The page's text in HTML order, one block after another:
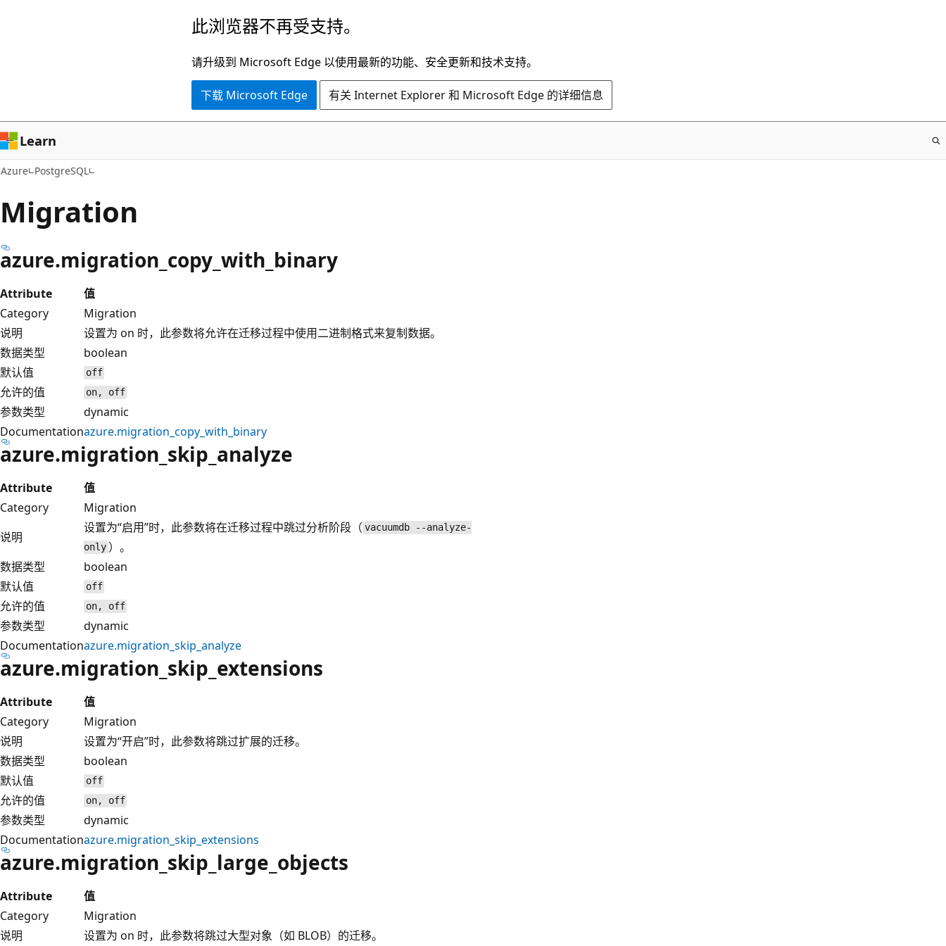
容
此浏览器不再受支持。
请升级到 Microsoft Edge 以使用最新的功能、安全更新和技术支持。
下载 Microsoft Edge 有关 Internet Explorer 和 Microsoft Edge 的详细信息
Learn
Azure PostgreSQL
Migration
azure.migration_copy_with_binary
Attribute
值
Category
Migration
说明
设置为 on 时，此参数将允许在迁移过程中使用二进制格式来复制数据。
数据类型
boolean
默认值
off
允许的值 on, off
参数类型
dynamic
Documentationazure.migration_copy_with_binary
azure.migration_skip_analyze
Attribute
值
Category
Migration
说明
设置为“启用”时，此参数将在迁移过程中跳过分析阶段（ vacuumdb --analyze-
only ）。
数据类型
boolean
默认值
off
允许的值 on, off
参数类型
dynamic
Documentationazure.migration_skip_analyze
azure.migration_skip_extensions
Attribute
值
Category
Migration
说明
设置为“开启”时，此参数将跳过扩展的迁移。
数据类型
boolean
默认值
off
允许的值 on, off
参数类型
dynamic
Documentationazure.migration_skip_extensions
azure.migration_skip_large_objects
Attribute
值
Category
Migration
说明
设置为 on 时，此参数将跳过大型对象（如 BLOB）的迁移。